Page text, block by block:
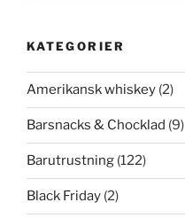
KATEGORIER
Amerikansk whiskey (2)
Barsnacks & Chocklad (9)
Barutrustning (122)
Black Friday (2)